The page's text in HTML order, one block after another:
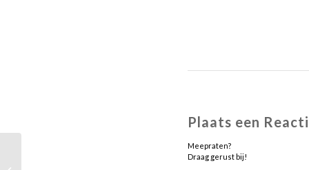
Plaats een
Meepraten?
Draag gerust bij!